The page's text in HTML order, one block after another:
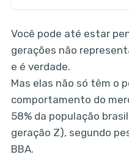
Você pode até estar
gerações não
e é verdade.
Mas elas não só têm o
comportamento do
58% da população
geração Z), segundo
BBA.